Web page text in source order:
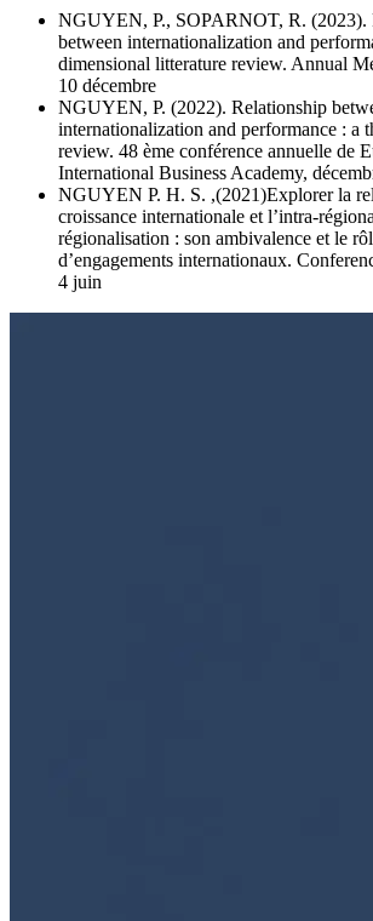
NGUYEN, P., SOPARNOT, R. (2023).
between internationalization and
dimensional litterature review. Annual
10 décembre
NGUYEN, P. (2022). Relationship
internationalization and performance : a
review. 48 ème conférence annuelle de
International Business Academy,
NGUYEN P. H. S. ,(2021)Explorer la
croissance internationale et l’intra-
régionalisation : son ambivalence et le
d’engagements internationaux.
4 juin